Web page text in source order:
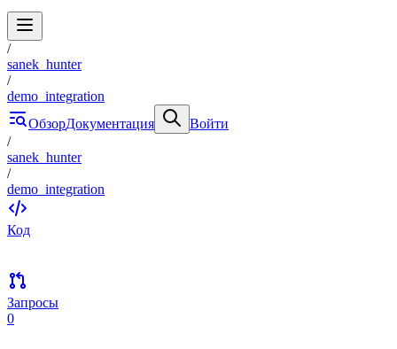
/
sanek_hunter
/
demo_integration
ОбзорДокументация
Войти
/
sanek_hunter
/
demo_integration
Код
Запросы
0